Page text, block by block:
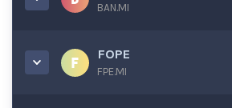
BAN.MI
FOPE
FPE.MI